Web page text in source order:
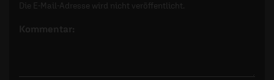
Die E-Mail-Adresse wird nicht veröffentlicht.
Kommentar: